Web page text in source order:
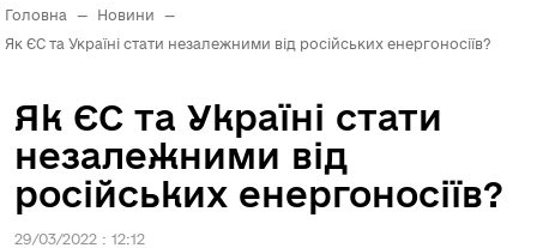
Головна — Новини
—
Як ЄС та Україні стати незалежними від російських енергоносіїв?
Як ЄС та Україні стати
незалежними від
російських енергоносіїв?
29/03/2022 : 12:12